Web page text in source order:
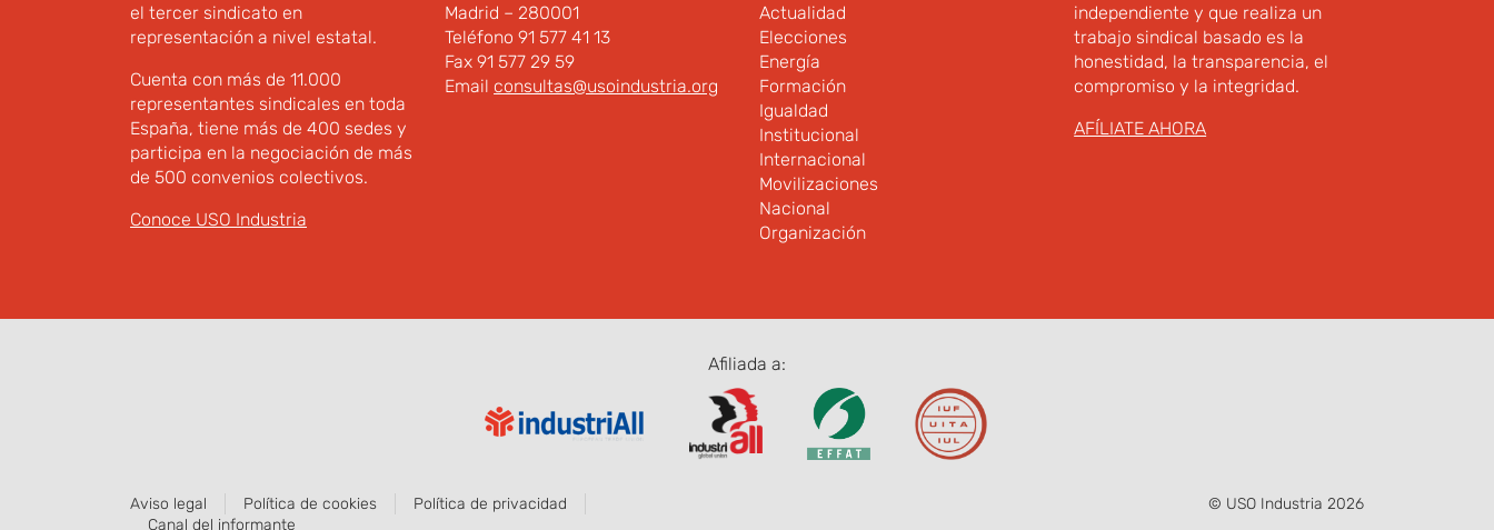
el tercer sindicato en
representación a nivel estatal.
Cuenta con más de 11.000
representantes sindicales en toda
España, tiene más de 400 sedes y
participa en la negociación de más
de 500 convenios colectivos.
Conoce USO Industria
Madrid – 280001
Teléfono 91 577 41 13
Fax 91 577 29 59
Email consultas@usoindustria.org
Actualidad
Elecciones
Energía
Formación
Igualdad
Institucional
Internacional
Movilizaciones
Nacional
Organización
independiente y que realiza un
trabajo sindical basado es la
honestidad, la transparencia, el
compromiso y la integridad.
AFÍLIATE AHORA
Afiliada a:
Aviso legal Política de cookies
Política de privacidad
Canal del informante
© USO Industria 2026